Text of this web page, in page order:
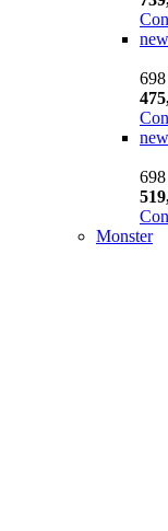
new
new
Monster